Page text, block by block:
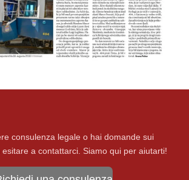
consulenza legale o hai domande sui
a contattarci. Siamo qui per aiutarti!